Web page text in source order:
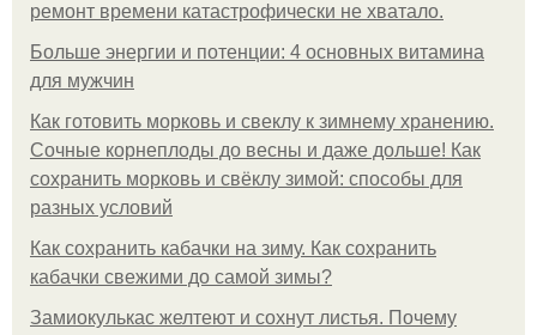
ремонт времени катастрофически не хватало.
Больше энергии и потенции: 4 основных витамина
для мужчин
Как готовить морковь и свеклу к зимнему хранению.
Сочные корнеплоды до весны и даже дольше! Как
сохранить морковь и свёклу зимой: способы для
разных условий
Как сохранить кабачки на зиму. Как сохранить
кабачки свежими до самой зимы?
Замиокулькас желтеют и сохнут листья. Почему